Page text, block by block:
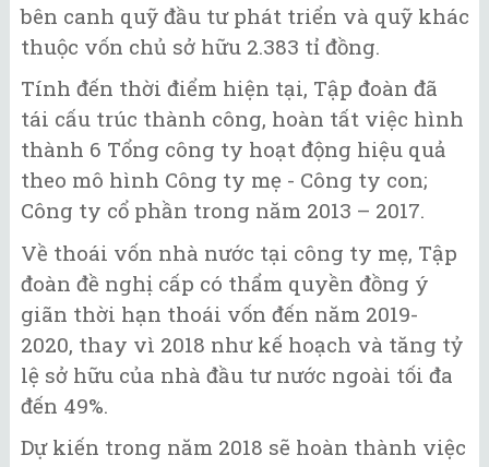
bên canh quỹ đầu tư phát triển và quỹ khác
thuộc vốn chủ sở hữu 2.383 tỉ đồng.
Tính đến thời điểm hiện tại, Tập đoàn đã
tái cấu trúc thành công, hoàn tất việc hình
thành 6 Tổng công ty hoạt động hiệu quả
theo mô hình Công ty mẹ - Công ty con;
Công ty cổ phần trong năm 2013 – 2017.
Về thoái vốn nhà nước tại công ty mẹ, Tập
đoàn đề nghị cấp có thẩm quyền đồng ý
giãn thời hạn thoái vốn đến năm 2019-
2020, thay vì 2018 như kế hoạch và tăng tỷ
lệ sở hữu của nhà đầu tư nước ngoài tối đa
đến 49%.
Dự kiến trong năm 2018 sẽ hoàn thành việc